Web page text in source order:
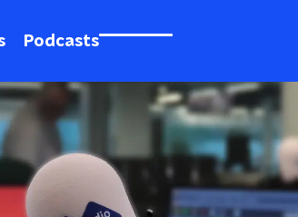
Podcasts